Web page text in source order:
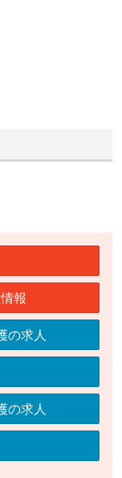
報
の求人
の求人